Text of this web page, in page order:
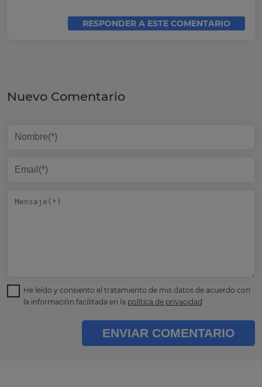
RESPONDER A ESTE COMENTARIO
Nuevo Comentario
He leído y consiento el tratamiento de mis datos de acuerdo con
la información facilitada en la política de privacidad
ENVIAR COMENTARIO